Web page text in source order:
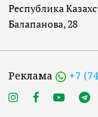
Республика
Балапанова, 28
Реклама +7